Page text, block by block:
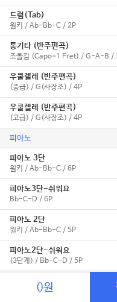
드럼(Tab)
원키 / Ab-Bb-C / 2P
통기타 (반주편곡)
조옮김 (Capo=1 Fret) / G-A-B /
우쿨렐레 (반주편곡)
(중급) / G(사장조) / 4P
우쿨렐레 (반주편곡)
(고급) / G(사장조) / 4P
피아노
피아노 3단
원키 / Ab-Bb-C / 6P
피아노3단-쉬워요
Bb-C-D / 6P
피아노 2단
원키 / Ab-Bb-C / 5P
피아노2단-쉬워요
(3단계) / Bb-C-D / 5P
피아노2단-쉬워요
(2단계) / C(다장조) / 2P
0원